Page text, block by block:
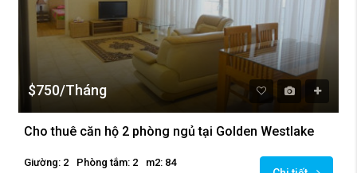
$750/Tháng
Cho thuê căn hộ 2 phòng ngủ tại Golden Westlake
Giường: 2 Phòng tắm: 2
m2: 84